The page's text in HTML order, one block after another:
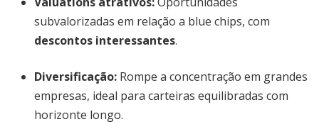
subvalorizadas em relação a blue chips, com
descontos interessantes.
Diversificação: Rompe a concentração em grandes
empresas, ideal para carteiras equilibradas com
horizonte longo.